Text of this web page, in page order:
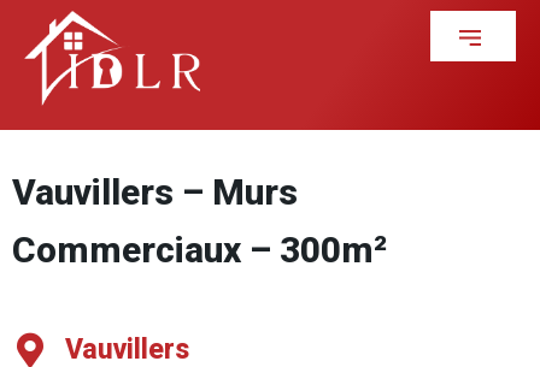
Vauvillers – Murs
Commerciaux – 300m²
Vauvillers